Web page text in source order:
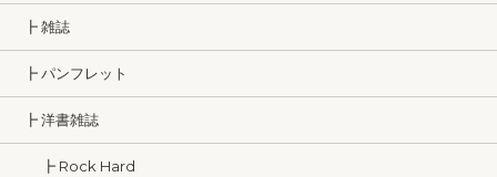
┣ 雑誌
┣ パンフレット
┣ 洋書雑誌
┣ Rock Hard